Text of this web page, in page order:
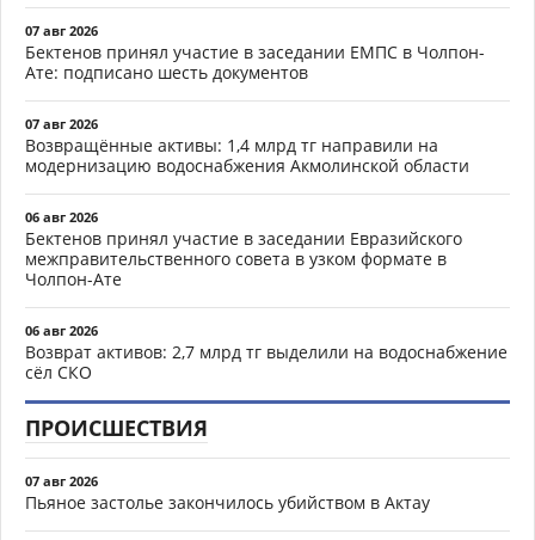
07 авг 2026
Бектенов принял участие в заседании ЕМПС в Чолпон-
Ате: подписано шесть документов
07 авг 2026
Возвращённые активы: 1,4 млрд тг направили на
модернизацию водоснабжения Акмолинской области
06 авг 2026
Бектенов принял участие в заседании Евразийского
межправительственного совета в узком формате в
Чолпон-Ате
06 авг 2026
Возврат активов: 2,7 млрд тг выделили на водоснабжение
сёл СКО
ПРОИСШЕСТВИЯ
07 авг 2026
Пьяное застолье закончилось убийством в Актау